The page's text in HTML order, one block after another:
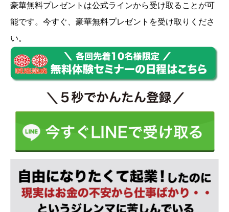
豪華無料プレゼントは公式ラインから受け取ることが可
能です。今すぐ、豪華無料プレゼントを受け取りくださ
い。